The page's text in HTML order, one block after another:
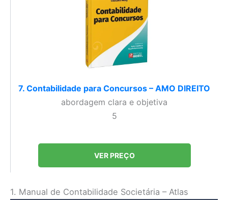
7. Contabilidade para Concursos – AMO DIREITO
abordagem clara e objetiva
5
VER PREÇO
1. Manual de Contabilidade Societária – Atlas